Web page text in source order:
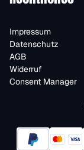
Impressum
Datenschutz
AGB
Widerruf
Consent Manager